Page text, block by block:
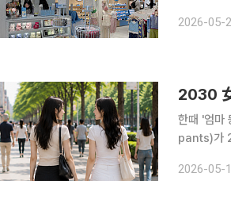
타일 플랫
2026-05-
2030
한때 '엄마
pants)가
으며 지그
2026-05-